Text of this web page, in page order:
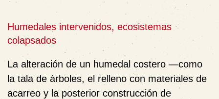
Humedales intervenidos, ecosistemas
colapsados
La alteración de un humedal costero —como
la tala de árboles, el relleno con materiales de
acarreo y la posterior construcción de